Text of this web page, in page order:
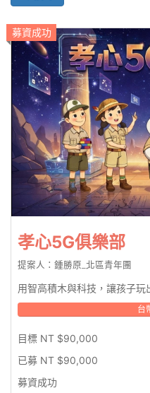
募資成功
孝心5G俱樂部
提案人：鍾勝原_北區青年團
用智高積木與科技，讓孩子玩
台
目標 NT $90,000
已募 NT $90,000
募資成功